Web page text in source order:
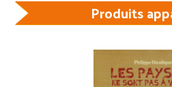
Produits